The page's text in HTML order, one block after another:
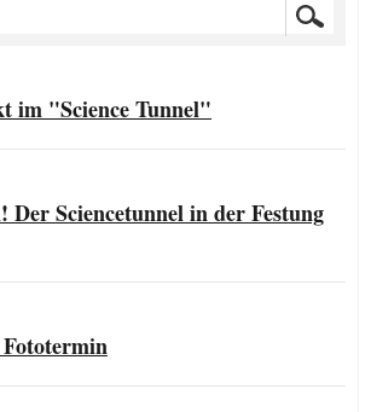
im "Science Tunnel"
Der Sciencetunnel in der Festung